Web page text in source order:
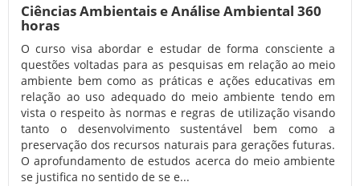
Ciências Ambientais e Análise Ambiental 360
horas
O curso visa abordar e estudar de forma consciente a
questões voltadas para as pesquisas em relação ao meio
ambiente bem como as práticas e ações educativas em
relação ao uso adequado do meio ambiente tendo em
vista o respeito às normas e regras de utilização visando
tanto o desenvolvimento sustentável bem como a
preservação dos recursos naturais para gerações futuras.
O aprofundamento de estudos acerca do meio ambiente
se justifica no sentido de se e...